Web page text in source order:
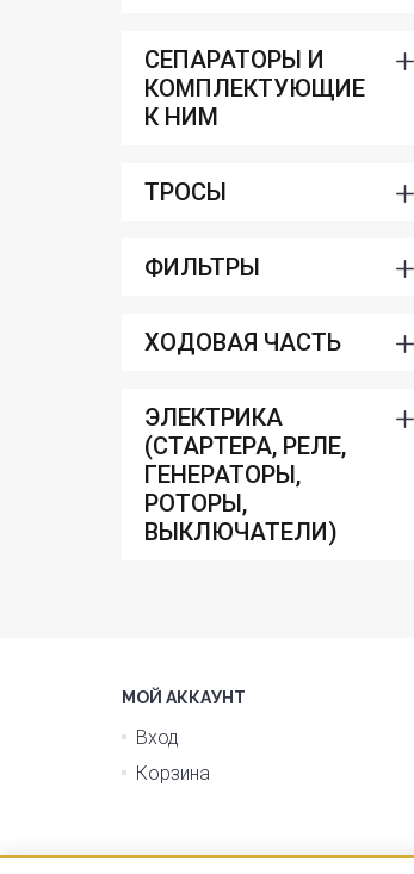
СЕПАРАТОРЫ И
КОМПЛЕКТУЮЩИЕ
К НИМ
ТРОСЫ
ФИЛЬТРЫ
ХОДОВАЯ ЧАСТЬ
ЭЛЕКТРИКА
(СТАРТЕРА, РЕЛЕ,
ГЕНЕРАТОРЫ,
РОТОРЫ,
ВЫКЛЮЧАТЕЛИ)
МОЙ АККАУНТ
Вход
Корзина